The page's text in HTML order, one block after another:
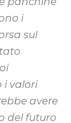
i
sul
i valori
avere
del futuro